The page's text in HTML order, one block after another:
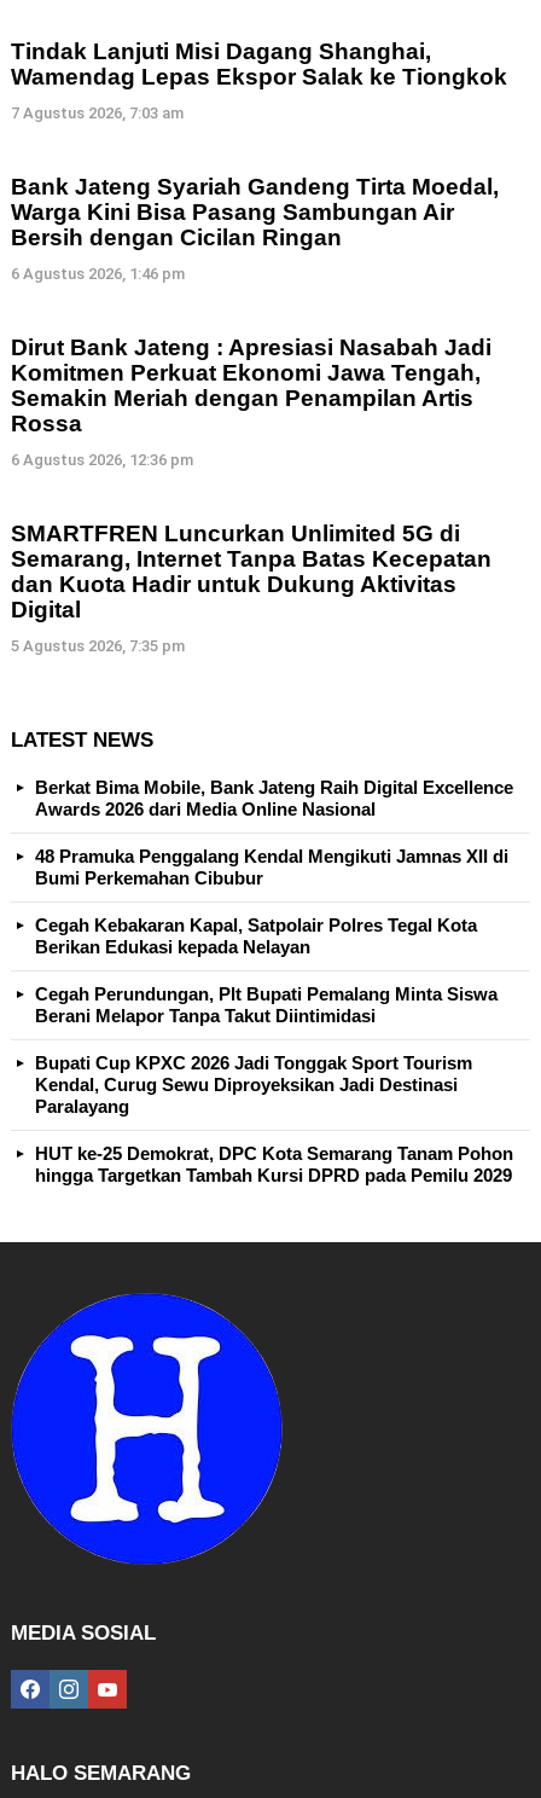
Tindak Lanjuti Misi Dagang Shanghai,
Wamendag Lepas Ekspor Salak ke Tiongkok
7 Agustus 2026, 7:03 am
Bank Jateng Syariah Gandeng Tirta Moedal,
Warga Kini Bisa Pasang Sambungan Air
Bersih dengan Cicilan Ringan
6 Agustus 2026, 1:46 pm
Dirut Bank Jateng : Apresiasi Nasabah Jadi
Komitmen Perkuat Ekonomi Jawa Tengah,
Semakin Meriah dengan Penampilan Artis
Rossa
6 Agustus 2026, 12:36 pm
SMARTFREN Luncurkan Unlimited 5G di
Semarang, Internet Tanpa Batas Kecepatan
dan Kuota Hadir untuk Dukung Aktivitas
Digital
5 Agustus 2026, 7:35 pm
LATEST NEWS
Berkat Bima Mobile, Bank Jateng Raih Digital Excellence
Awards 2026 dari Media Online Nasional
48 Pramuka Penggalang Kendal Mengikuti Jamnas XII di
Bumi Perkemahan Cibubur
Cegah Kebakaran Kapal, Satpolair Polres Tegal Kota
Berikan Edukasi kepada Nelayan
Cegah Perundungan, Plt Bupati Pemalang Minta Siswa
Berani Melapor Tanpa Takut Diintimidasi
Bupati Cup KPXC 2026 Jadi Tonggak Sport Tourism
Kendal, Curug Sewu Diproyeksikan Jadi Destinasi
Paralayang
HUT ke-25 Demokrat, DPC Kota Semarang Tanam Pohon
hingga Targetkan Tambah Kursi DPRD pada Pemilu 2029
MEDIA SOSIAL
facebookinstagramyoutube
HALO SEMARANG